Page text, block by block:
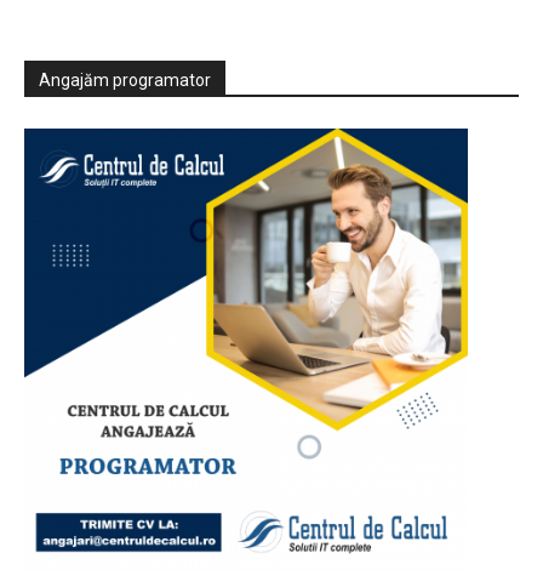
Angajăm programator